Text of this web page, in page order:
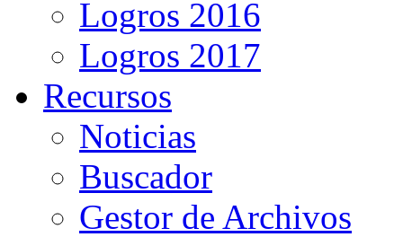
Logros 2016
Logros 2017
Recursos
Noticias
Buscador
Gestor de Archivos